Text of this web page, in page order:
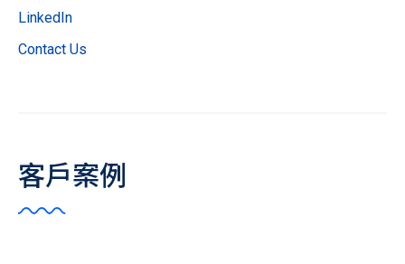
LinkedIn
Contact Us
客戶案例